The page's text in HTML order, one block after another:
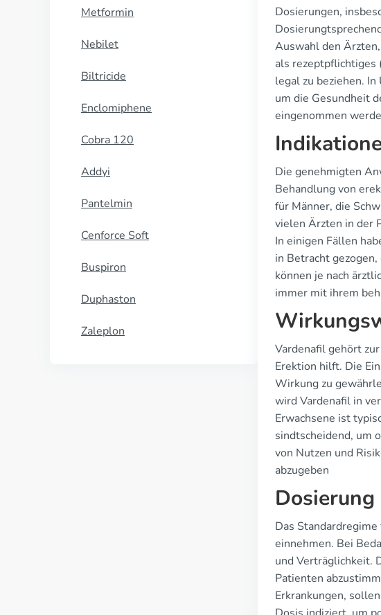
Metformin
Nebilet
Biltricide
Enclomiphene
Cobra 120
Addyi
Pantelmin
Cenforce Soft
Buspiron
Duphaston
Zaleplon
Dosierungen,
Auswahl den
als rezeptpflichtiges
legal zu beziehen.
um die Gesundheit
eingenommen
Die genehmigten
Behandlung von
für Männer, die
vielen Ärzten in der
In einigen Fällen
in Betracht
können je nach
immer mit ihrem
Vardenafil gehört
Erektion hilft. Die
Wirkung zu
wird Vardenafil in
Erwachsene ist
sindtscheidend, um
von Nutzen und
abzugeben
Das
einnehmen. Bei
und Verträglichkeit.
Patienten
Erkrankungen,